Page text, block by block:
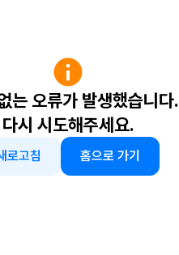
는 오류가 발생했습니다.
다시 시도해주세요.
로고침 홈으로 가기